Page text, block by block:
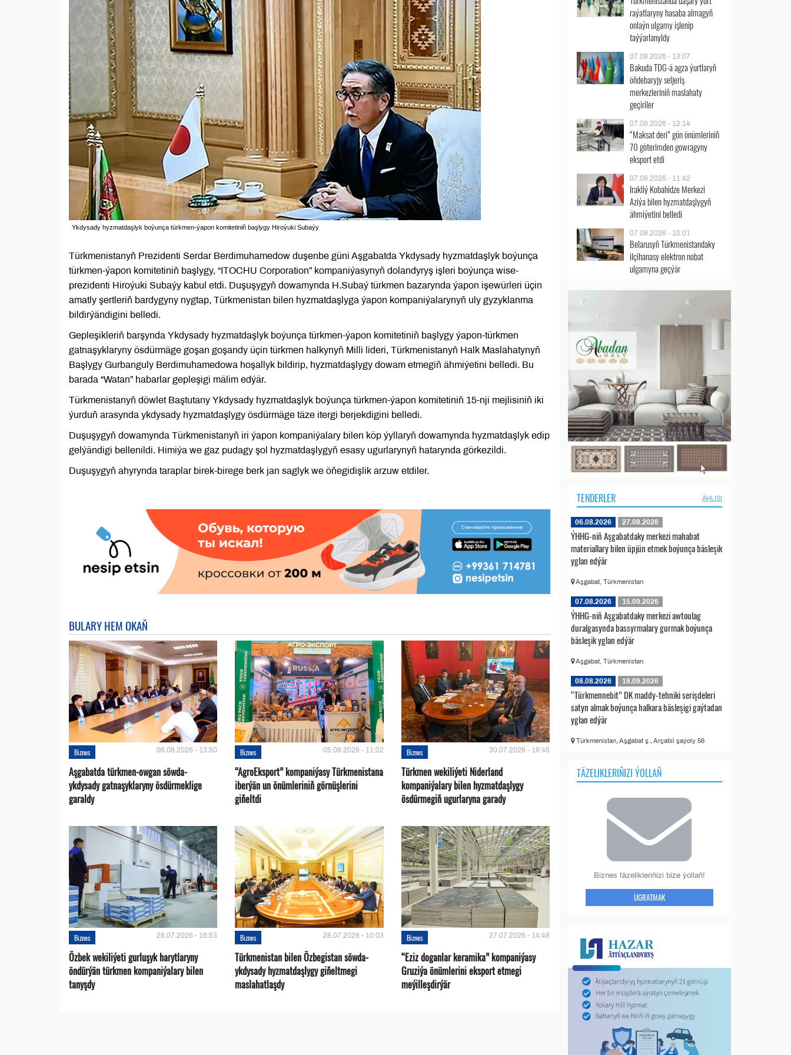
Ykdysady hyzmatdaşlyk boýunça türkmen-ýapon komitetiniň başlygy Hiroýuki Subaýy
Türkmenistanyň Prezidenti Serdar Berdimuhamedow duşenbe güni Aşgabatda Ykdysady hyzmatdaşlyk boýunça
türkmen-ýapon komitetiniň başlygy, “ITOCHU Corporation” kompaniýasynyň dolandyryş işleri boýunça wise-
prezidenti Hiroýuki Subaýy kabul etdi. Duşuşygyň dowamynda H.Subaý türkmen bazarynda ýapon işewürleri üçin
amatly şertleriň bardygyny nygtap, Türkmenistan bilen hyzmatdaşlyga ýapon kompaniýalarynyň uly gyzyklanma
bildirýändigini belledi.
Gepleşikleriň barşynda Ykdysady hyzmatdaşlyk boýunça türkmen-ýapon komitetiniň başlygy ýapon-türkmen
gatnaşyklaryny ösdürmäge goşan goşandy üçin türkmen halkynyň Milli lideri, Türkmenistanyň Halk Maslahatynyň
Başlygy Gurbanguly Berdimuhamedowa hoşallyk bildirip, hyzmatdaşlygy dowam etmegiň ähmiýetini belledi. Bu
barada “Watan” habarlar gepleşigi mälim edýär.
Türkmenistanyň döwlet Baştutany Ykdysady hyzmatdaşlyk boýunça türkmen-ýapon komitetiniň 15-nji mejlisiniň iki
ýurduň arasynda ykdysady hyzmatdaşlygy ösdürmäge täze itergi berjekdigini belledi.
Duşuşygyň dowamynda Türkmenistanyň iri ýapon kompaniýalary bilen köp ýyllaryň dowamynda hyzmatdaşlyk edip
gelýändigi bellenildi. Himiýa we gaz pudagy şol hyzmatdaşlygyň esasy ugurlarynyň hatarynda görkezildi.
Duşuşygyň ahyrynda taraplar birek-birege berk jan saglyk we öňegidişlik arzuw etdiler.
BULARY HEM OKAŇ
Biznes 06.08.2026 - 13:50
Aşgabatda türkmen-owgan söwda-
ykdysady gatnaşyklaryny ösdürmeklige
garaldy
Biznes 05.08.2026 - 11:02
“AgroEksport” kompaniýasy Türkmenistana
iberýän un önümleriniň görnüşlerini
giňeltdi
Biznes 30.07.2026 - 19:45
Türkmen wekiliýeti Niderland
kompaniýalary bilen hyzmatdaşlygy
ösdürmegiň ugurlaryna garady
Biznes 28.07.2026 - 16:53
Özbek wekiliýeti gurluşyk harytlaryny
öndürýän türkmen kompaniýalary bilen
tanyşdy
Biznes 28.07.2026 - 10:03
Türkmenistan bilen Özbegistan söwda-
ykdysady hyzmatdaşlygy giňeltmegi
maslahatlaşdy
Biznes 27.07.2026 - 14:48
“Eziz doganlar keramika” kompaniýasy
Gruziýa önümlerini eksport etmegi
meýilleşdirýär
raýatlaryny hasaba almagyň
onlaýn ulgamy işlenip
taýýarlanyldy
07.08.2026 - 13:07
Bakuda TDG-ä agza ýurtlaryň
öňdebaryjy seljeriş
merkezleriniň maslahaty
geçiriler
07.08.2026 - 12:14
“Maksat deri” gön önümleriniň
70 göterimden gowragyny
eksport etdi
07.08.2026 - 11:42
Irakliý Kobahidze Merkezi
Aziýa bilen hyzmatdaşlygyň
ähmiýetini belledi
07.08.2026 - 10:01
Belarusyň Türkmenistandaky
ilçihanasy elektron nobat
ulgamyna geçýär
TENDERLER ÄHLISI
06.08.2026 27.08.2026
ÝHHG-niň Aşgabatdaky merkezi mahabat
materiallary bilen üpjün etmek boýunça bäsleşik
yglan edýär
Aşgabat, Türkmenistan
07.08.2026 15.09.2026
ÝHHG-niň Aşgabatdaky merkezi awtoulag
duralgasynda bassyrmalary gurmak boýunça
bäsleşik yglan edýär
Aşgabat, Türkmenistan
08.08.2026 18.09.2026
“Türkmennebit” DK maddy-tehniki serişdeleri
satyn almak boýunça halkara bäsleşigi gaýtadan
yglan edýär
Türkmenistan, Aşgabat ş., Arçabil şaýoly 56
TÄZELIKLERIŇIZI ÝOLLAŇ
Biznes täzelikleriňizi bize ýollaň!
UGRATMAK